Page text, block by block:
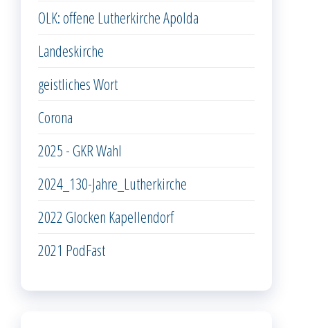
OLK: offene Lutherkirche Apolda
Landeskirche
geistliches Wort
Corona
2025 - GKR Wahl
2024_130-Jahre_Lutherkirche
2022 Glocken Kapellendorf
2021 PodFast